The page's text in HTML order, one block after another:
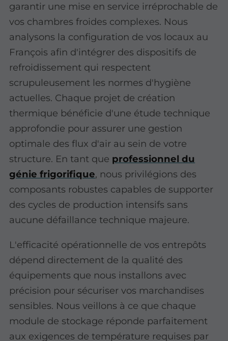
garantir une mise en service irréprochable de
vos chambres froides complexes. Nous
analysons la configuration de vos locaux au
François afin d'intégrer des dispositifs de
refroidissement qui respectent
scrupuleusement les normes d'hygiène
actuelles. Chaque projet de création
thermique bénéficie d'une étude technique
approfondie pour assurer une gestion
optimale des flux d'air au sein de votre
structure. En tant que professionnel du
génie frigorifique, nous privilégions des
composants robustes capables de supporter
des cycles de production intensifs sans
aucune défaillance technique majeure.
L'efficacité opérationnelle de vos entrepôts
dépend directement de la qualité des
équipements que nous installons avec
précision pour sécuriser vos marchandises
sensibles. Nous veillons à ce que chaque
module de stockage réponde parfaitement
aux exigences de température requises par